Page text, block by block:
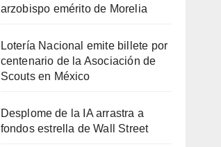
arzobispo emérito de Morelia
Lotería Nacional emite billete por
centenario de la Asociación de
Scouts en México
Desplome de la IA arrastra a
fondos estrella de Wall Street